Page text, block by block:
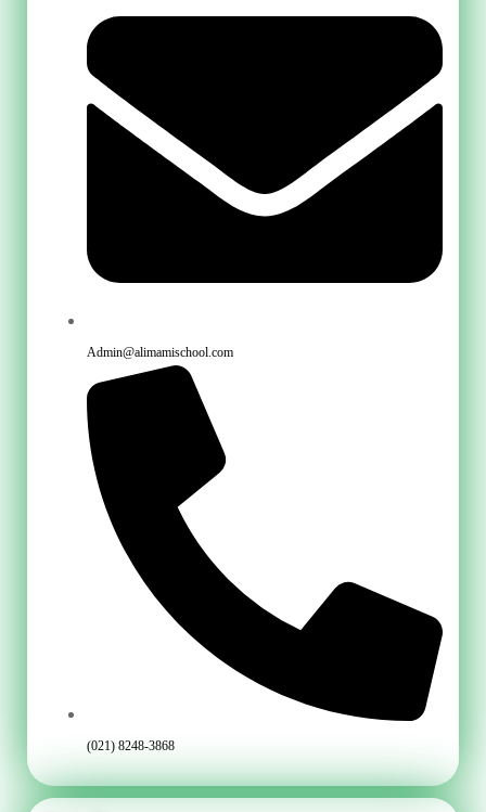
Admin@alimamischool.com
(021) 8248-3868